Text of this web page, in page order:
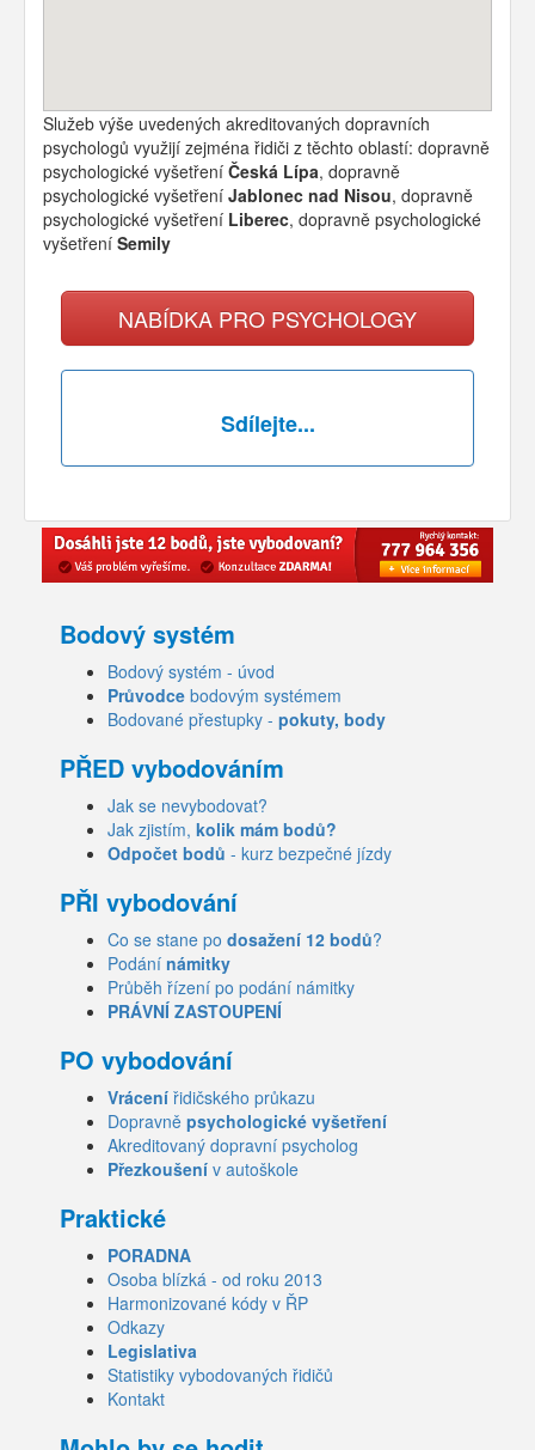
Služeb výše uvedených akreditovaných dopravních
psychologů využijí zejména řidiči z těchto oblastí: dopravně
psychologické vyšetření Česká Lípa, dopravně
psychologické vyšetření Jablonec nad Nisou, dopravně
psychologické vyšetření Liberec, dopravně psychologické
vyšetření Semily
NABÍDKA PRO PSYCHOLOGY
Sdílejte...
Bodový systém
Bodový systém - úvod
Průvodce bodovým systémem
Bodované přestupky - pokuty, body
PŘED vybodováním
Jak se nevybodovat?
Jak zjistím, kolik mám bodů?
Odpočet bodů - kurz bezpečné jízdy
PŘI vybodování
Co se stane po dosažení 12 bodů?
Podání námitky
Průběh řízení po podání námitky
PRÁVNÍ ZASTOUPENÍ
PO vybodování
Vrácení řidičského průkazu
Dopravně psychologické vyšetření
Akreditovaný dopravní psycholog
Přezkoušení v autoškole
Praktické
PORADNA
Osoba blízká - od roku 2013
Harmonizované kódy v ŘP
Odkazy
Legislativa
Statistiky vybodovaných řidičů
Kontakt